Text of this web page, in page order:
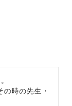
時の先生・